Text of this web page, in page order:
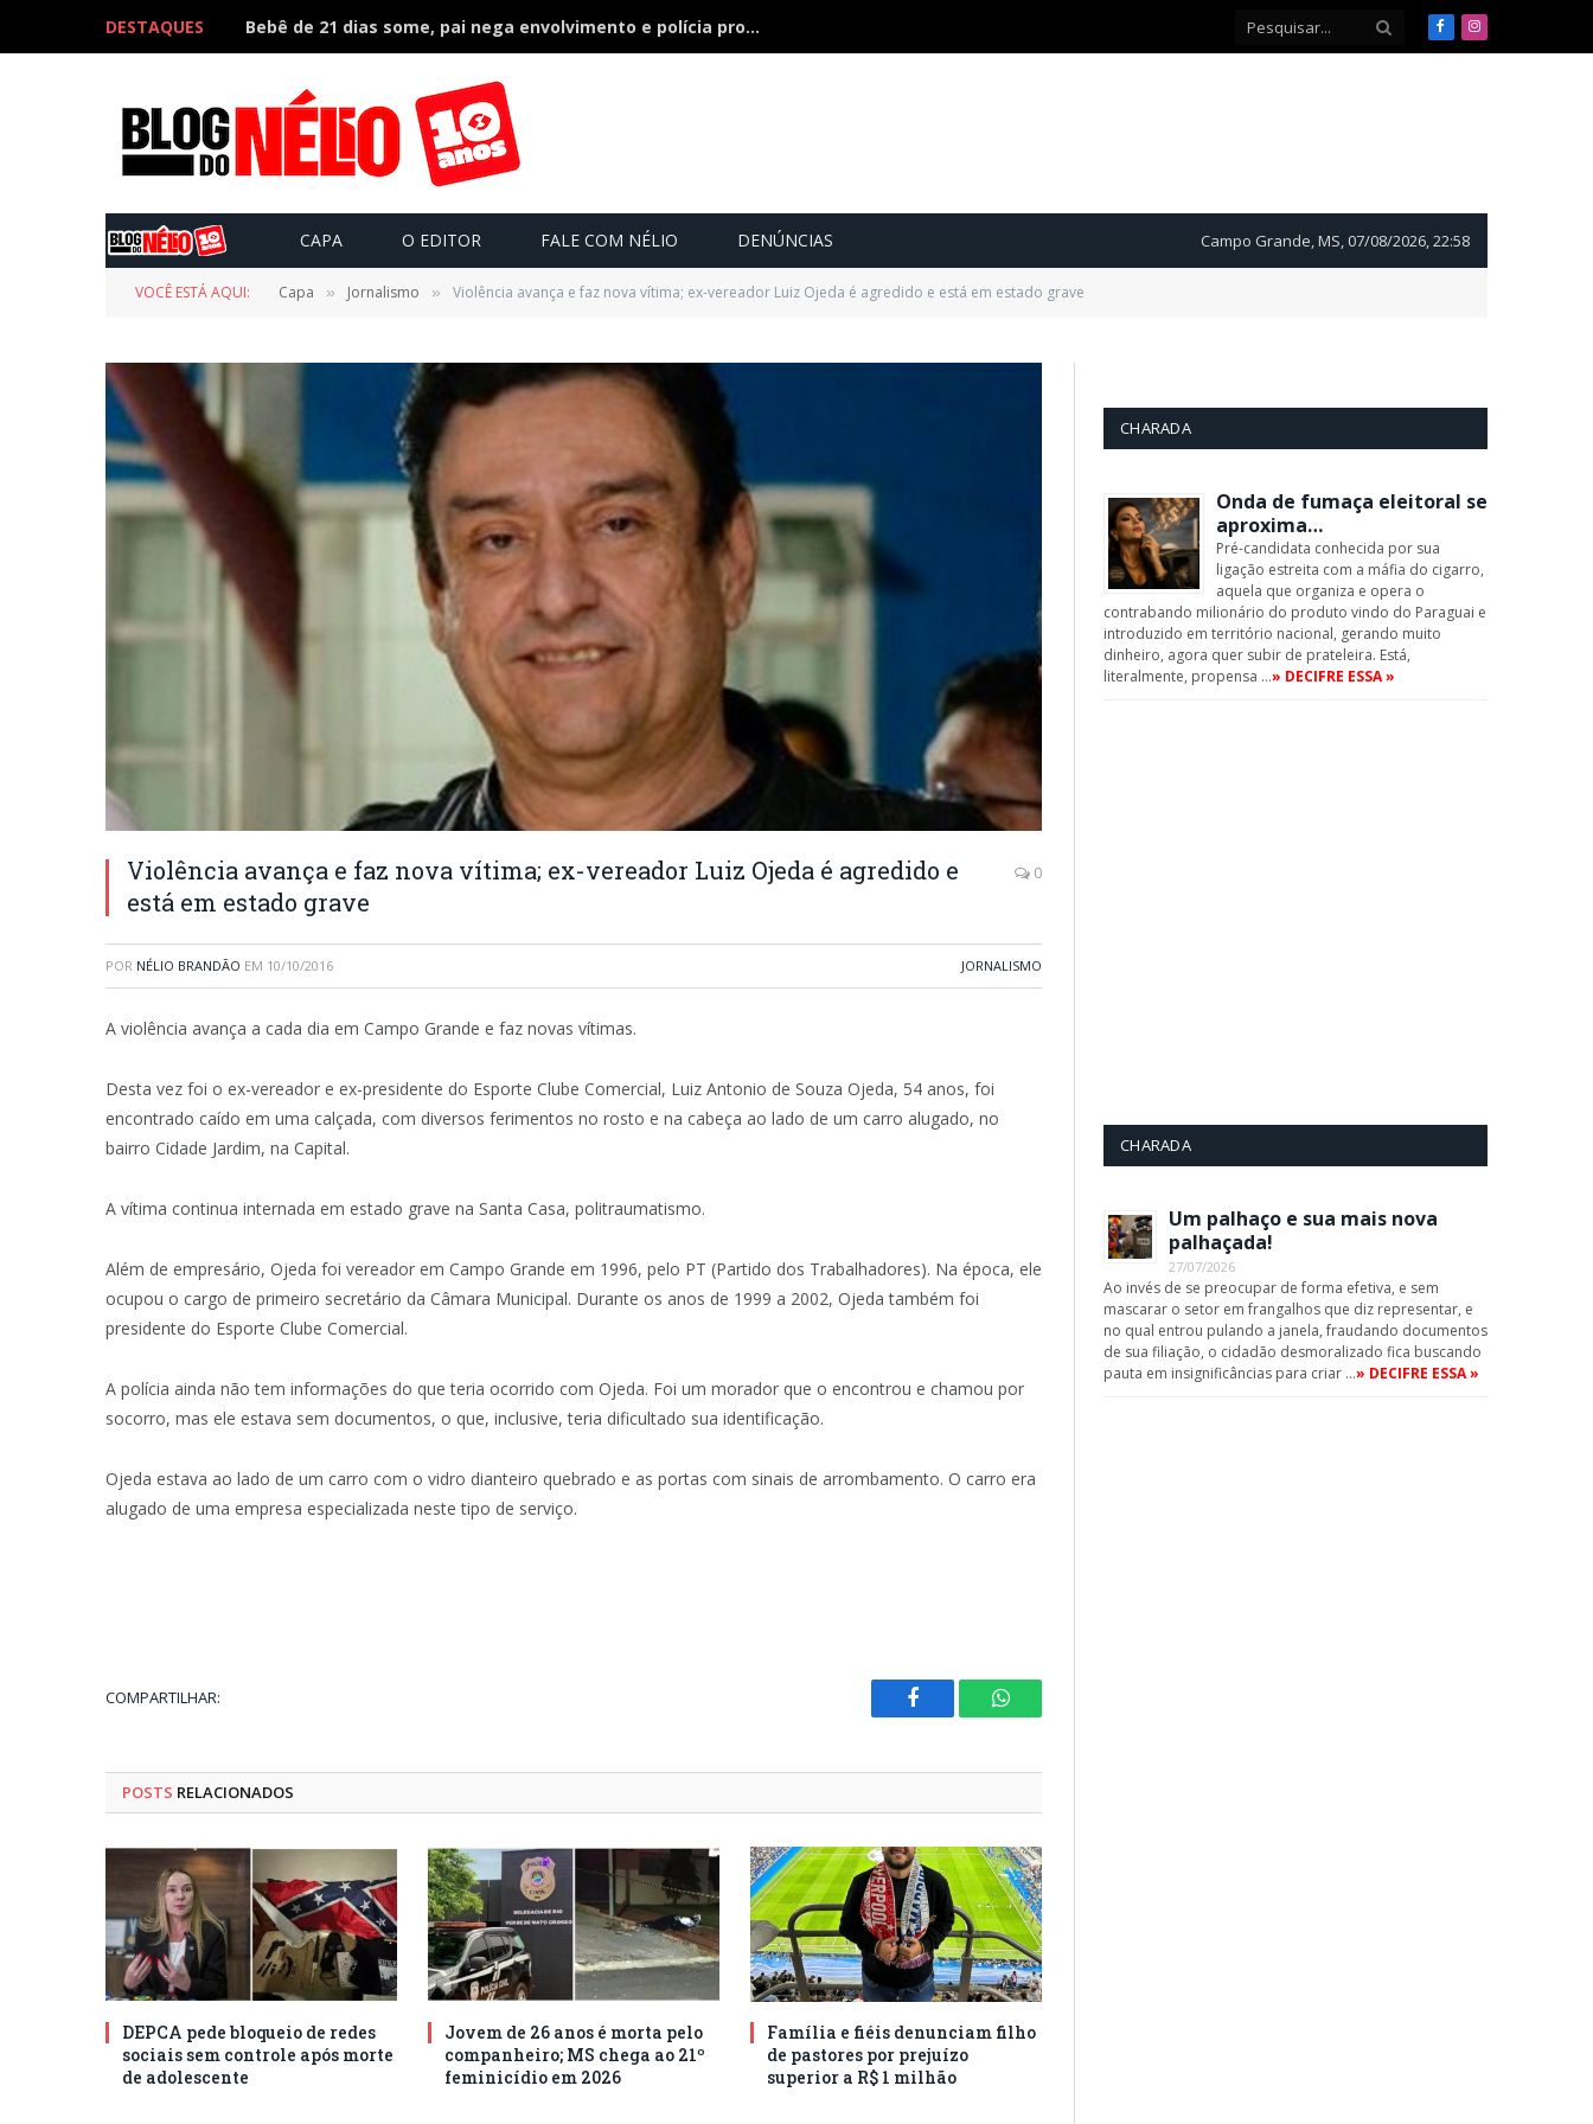
DESTAQUES Bebê de 21 dias some, pai nega envolvimento e polícia procura a criança FacebookInstagram
CAPA O EDITOR FALE COM NÉLIO DENÚNCIAS Campo Grande, MS, 07/08/2026, 22:58
VOCÊ ESTÁ AQUI: Capa » Jornalismo » Violência avança e faz nova vítima; ex-vereador Luiz Ojeda é agredido e está em estado grave
Violência avança e faz nova vítima; ex-vereador Luiz Ojeda é agredido e
está em estado grave
0
POR NÉLIO BRANDÃO EM 10/10/2016 JORNALISMO
A violência avança a cada dia em Campo Grande e faz novas vítimas.
Desta vez foi o ex-vereador e ex-presidente do Esporte Clube Comercial, Luiz Antonio de Souza Ojeda, 54 anos, foi
encontrado caído em uma calçada, com diversos ferimentos no rosto e na cabeça ao lado de um carro alugado, no
bairro Cidade Jardim, na Capital.
A vítima continua internada em estado grave na Santa Casa, politraumatismo.
Além de empresário, Ojeda foi vereador em Campo Grande em 1996, pelo PT (Partido dos Trabalhadores). Na época, ele
ocupou o cargo de primeiro secretário da Câmara Municipal. Durante os anos de 1999 a 2002, Ojeda também foi
presidente do Esporte Clube Comercial.
A polícia ainda não tem informações do que teria ocorrido com Ojeda. Foi um morador que o encontrou e chamou por
socorro, mas ele estava sem documentos, o que, inclusive, teria dificultado sua identificação.
Ojeda estava ao lado de um carro com o vidro dianteiro quebrado e as portas com sinais de arrombamento. O carro era
alugado de uma empresa especializada neste tipo de serviço.
COMPARTILHAR:
Facebook WhatsApp
POSTS RELACIONADOS
DEPCA pede bloqueio de redes
sociais sem controle após morte
de adolescente
Jovem de 26 anos é morta pelo
companheiro; MS chega ao 21º
feminicídio em 2026
Família e fiéis denunciam filho
de pastores por prejuízo
superior a R$ 1 milhão
CHARADA
Onda de fumaça eleitoral se
aproxima…
Pré-candidata conhecida por sua
ligação estreita com a máfia do cigarro,
aquela que organiza e opera o
contrabando milionário do produto vindo do Paraguai e
introduzido em território nacional, gerando muito
dinheiro, agora quer subir de prateleira. Está,
literalmente, propensa …» DECIFRE ESSA »
CHARADA
Um palhaço e sua mais nova
palhaçada!
27/07/2026
Ao invés de se preocupar de forma efetiva, e sem
mascarar o setor em frangalhos que diz representar, e
no qual entrou pulando a janela, fraudando documentos
de sua filiação, o cidadão desmoralizado fica buscando
pauta em insignificâncias para criar …» DECIFRE ESSA »